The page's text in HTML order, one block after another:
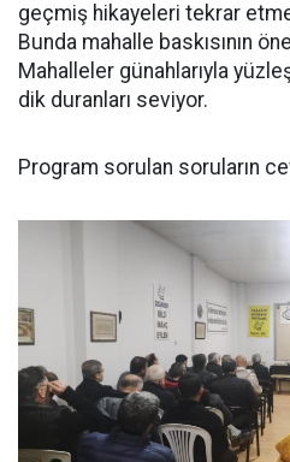
geçmiş hikayeleri tekrar
Bunda mahalle baskısının
Mahalleler günahlarıyla
dik duranları seviyor.
Program sorulan soruların